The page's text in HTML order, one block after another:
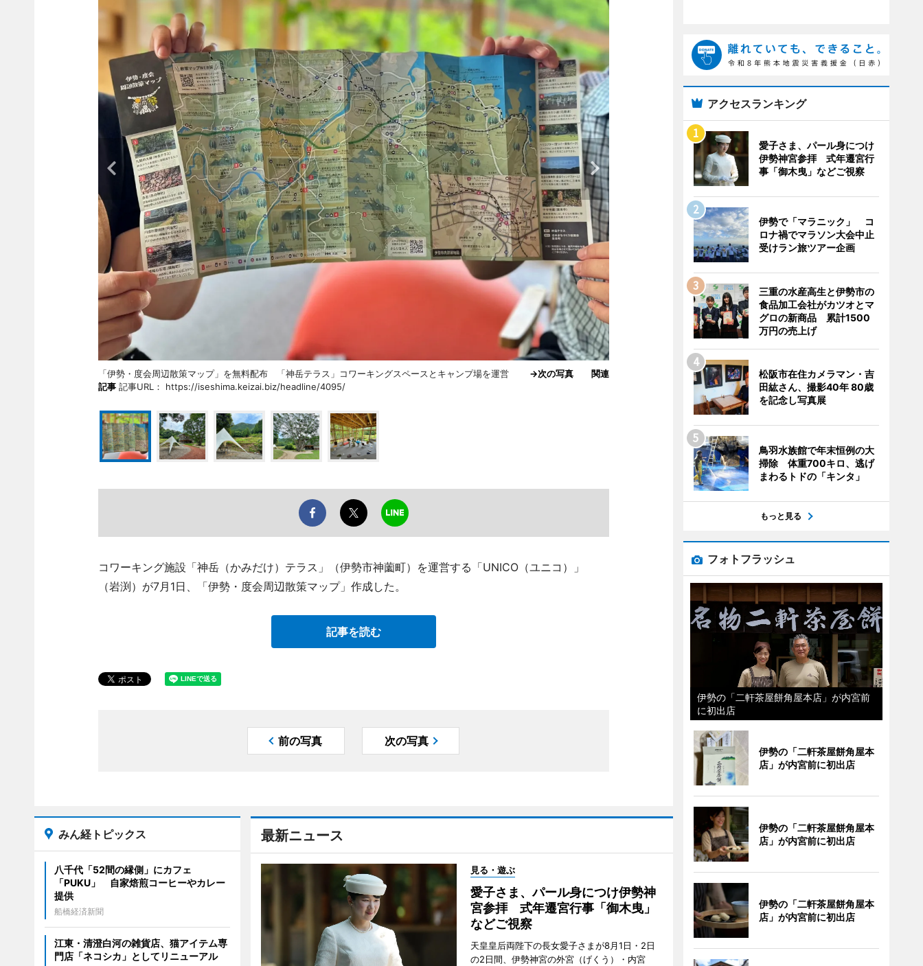
「伊勢・度会周辺散策マップ」を無料配布 「神岳テラス」コワーキングスペースとキャンプ場を運営 →次の写真
関連
記事記事URL： https://iseshima.keizai.biz/headline/4095/
コワーキング施設「神岳（かみだけ）テラス」（伊勢市神薗町）を運営する「UNICO（ユニコ）」
（岩渕）が7月1日、「伊勢・度会周辺散策マップ」作成した。
記事を読む
前の写真 次の写真
最新ニュース
見る・遊ぶ
愛子さま、パール身につけ伊勢神
宮参拝 式年遷宮行事「御木曳」
などご視察
天皇皇后両陛下の長女愛子さまが8月1日・2日
の2日間、伊勢神宮の外宮（げくう）・内宮
みん経トピックス
八千代「52間の縁側」にカフェ
「PUKU」 自家焙煎コーヒーやカレー
提供
船橋経済新聞
江東・清澄白河の雑貨店、猫アイテム専
門店「ネコシカ」としてリニューアル
アクセスランキング
愛子さま、パール身につけ
伊勢神宮参拝 式年遷宮行
事「御木曳」などご視察
伊勢で「マラニック」 コ
ロナ禍でマラソン大会中止
受けラン旅ツアー企画
三重の水産高生と伊勢市の
食品加工会社がカツオとマ
グロの新商品 累計1500
万円の売上げ
松阪市在住カメラマン・吉
田紘さん、撮影40年 80歳
を記念し写真展
鳥羽水族館で年末恒例の大
掃除 体重700キロ、逃げ
まわるトドの「キンタ」
もっと見る
フォトフラッシュ
伊勢の「二軒茶屋餅角屋本店」が内宮前
に初出店
伊勢の「二軒茶屋餅角屋本
店」が内宮前に初出店
伊勢の「二軒茶屋餅角屋本
店」が内宮前に初出店
伊勢の「二軒茶屋餅角屋本
店」が内宮前に初出店